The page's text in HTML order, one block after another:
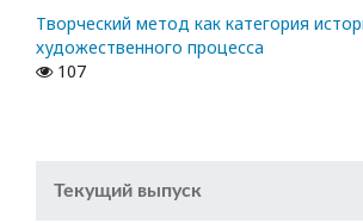
Творческий метод как категория
художественного процесса
107
Текущий выпуск